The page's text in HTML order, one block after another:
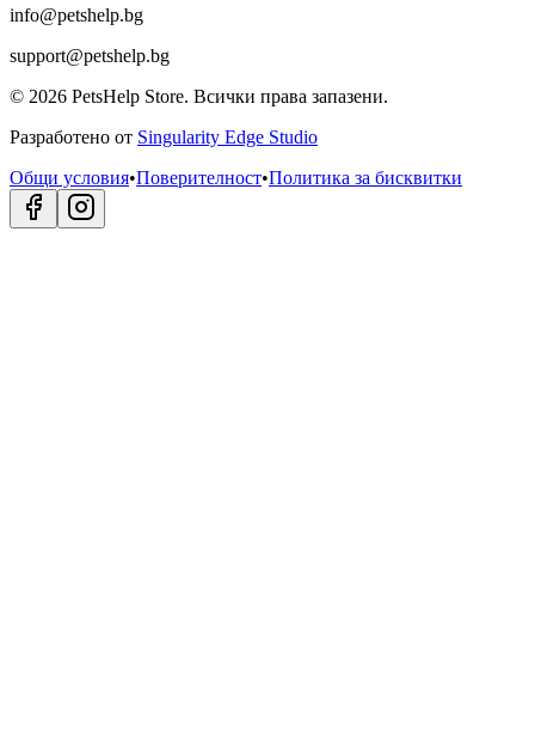
info@petshelp.bg
support@petshelp.bg
© 2026 PetsHelp Store. Всички права запазени.
Разработено от Singularity Edge Studio
Общи условия•Поверителност•Политика за бисквитки